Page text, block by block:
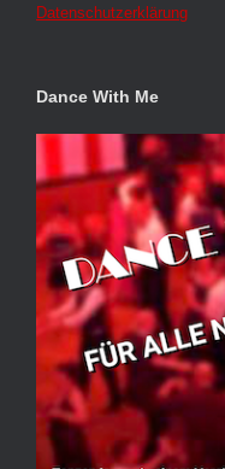
Datenschutzerklärung
Dance With Me